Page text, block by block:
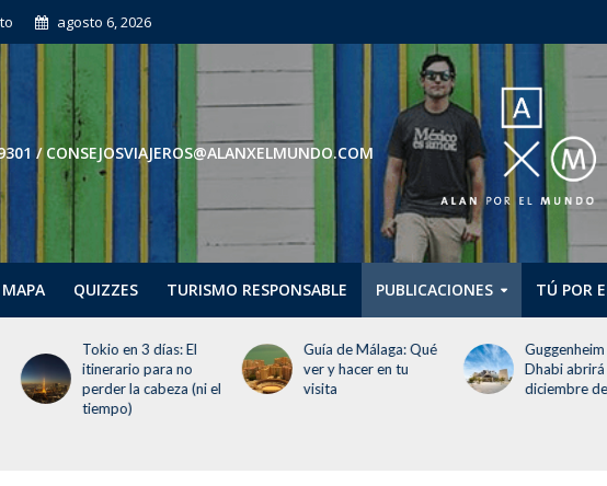
agosto 6, 2026
/ CONSEJOSVIAJEROS@ALANXELMUNDO.COM
MAPA QUIZZES TURISMO RESPONSABLE PUBLICACIONES TÚ POR
Guía de Málaga: Qué
ver y hacer en tu
visita
Guggenheim Abu
Dhabi abrirá en
diciembre de 2026
Guía básica
visitar